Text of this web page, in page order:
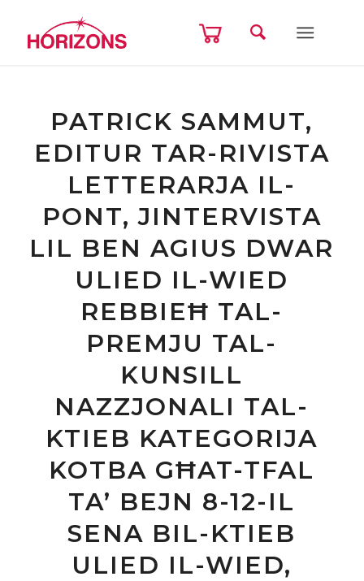
PATRICK SAMMUT,
EDITUR TAR-RIVISTA
LETTERARJA IL-
PONT, JINTERVISTA
LIL BEN AGIUS DWAR
ULIED IL-WIED
REBBIEĦ TAL-
PREMJU TAL-
KUNSILL
NAZZJONALI TAL-
KTIEB KATEGORIJA
KOTBA GĦAT-TFAL
TA’ BEJN 8-12-IL
SENA BIL-KTIEB
ULIED IL-WIED,